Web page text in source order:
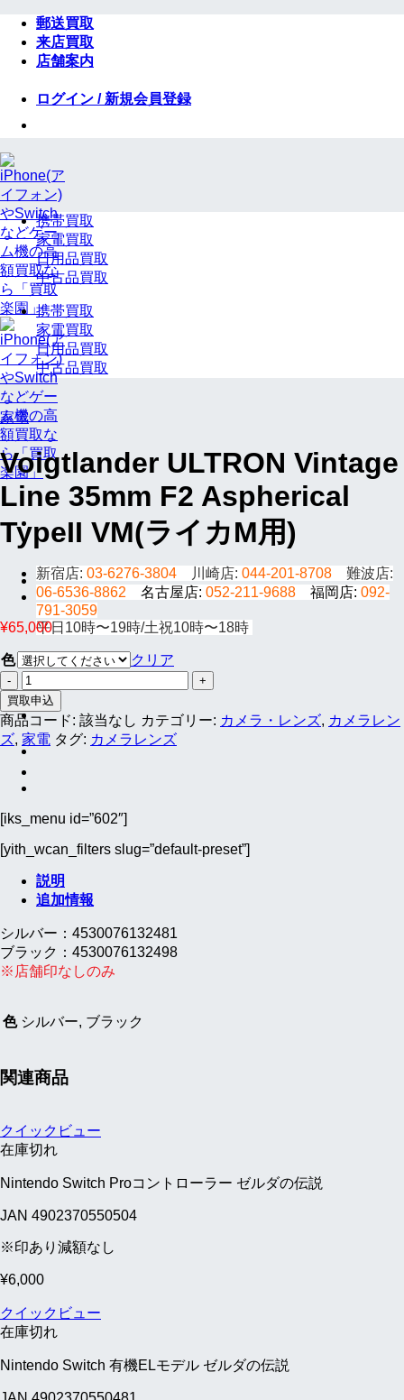
Skip
content
郵送買取
来店買取
店舗案内
ログイン / 新規会員登録
新宿店: 03-6276-3804 川崎店: 044-201-8708 難波店:
06-6536-8862
名古屋店: 052-211-9688 福岡店: 092-
791-3059
平日10時〜19時/土祝10時〜18時
携帯買取
家電買取
日用品買取
中古品買取
携帯買取
家電買取
日用品買取
中古品買取
家電
Voigtlander ULTRON Vintage
Line 35mm F2 Aspherical
TypeII VM(ライカM用)
¥65,000
色
クリア
Voigtlander
ULTRON
Vintage
Line
35mm
F2
Aspherical
TypeII
イ
カ
用)
個
買取申込
商品コード: 該当なし カテゴリー: カメラ・レンズ, カメラレン
ズ, 家電 タグ: カメラレンズ
[iks_menu id=”602″]
[yith_wcan_filters slug=”default-preset”]
説明
追加情報
シルバー：4530076132481
ブラック：4530076132498
※店舗印なしのみ
色 シルバー, ブラック
関連商品
クイックビュー
在庫切れ
Nintendo Switch Proコントローラー ゼルダの伝説
JAN 4902370550504
※印あり減額なし
¥6,000
クイックビュー
在庫切れ
Nintendo Switch 有機ELモデル ゼルダの伝説